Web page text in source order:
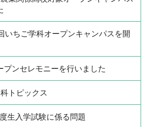
いちご学科オープンキャンパスを開
プンセレモニーを行いました
トピックス
生入学試験に係る問題